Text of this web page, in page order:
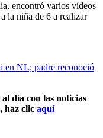
encontró varios vídeos
la niña de 6 a realizar
en NL; padre reconoció
al día con las noticias
haz clic aquí